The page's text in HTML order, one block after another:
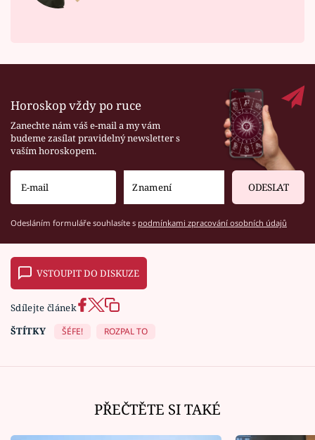
Horoskop vždy po ruce
Zanechte nám váš e-mail a my vám
budeme zasílat pravidelný newsletter s
vaším horoskopem.
ODESLAT
Odesláním formuláře souhlasíte s podmínkami zpracování osobních údajů
VSTOUPIT DO DISKUZE
Sdílejte článek
ŠTÍTKY
ŠÉFE! ROZPAL TO
PŘEČTĚTE SI TAKÉ